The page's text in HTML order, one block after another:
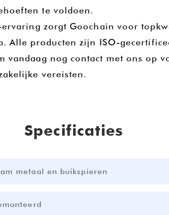
te voldoen.
zorgt Goochain voor
Alle producten zijn ISO-
vandaag nog contact met ons op
vereisten.
Specificaties
metaal en buikspieren